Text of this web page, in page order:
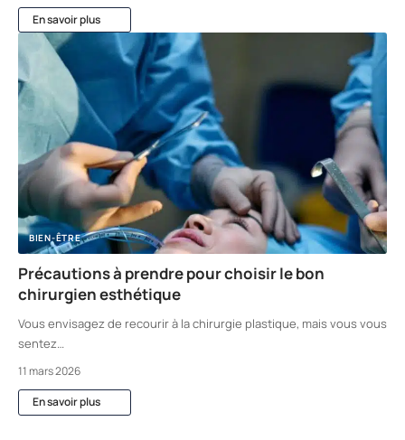
En savoir plus
BIEN-ÊTRE
Précautions à prendre pour choisir le bon
chirurgien esthétique
Vous envisagez de recourir à la chirurgie plastique, mais vous vous
sentez…
11 mars 2026
En savoir plus